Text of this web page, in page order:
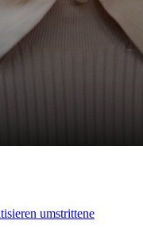
umstrittene